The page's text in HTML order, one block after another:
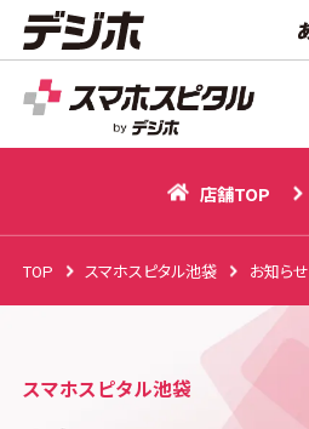
店舗TOP
TOP スマホスピタル池袋 お知らせ
スマホスピタル池袋